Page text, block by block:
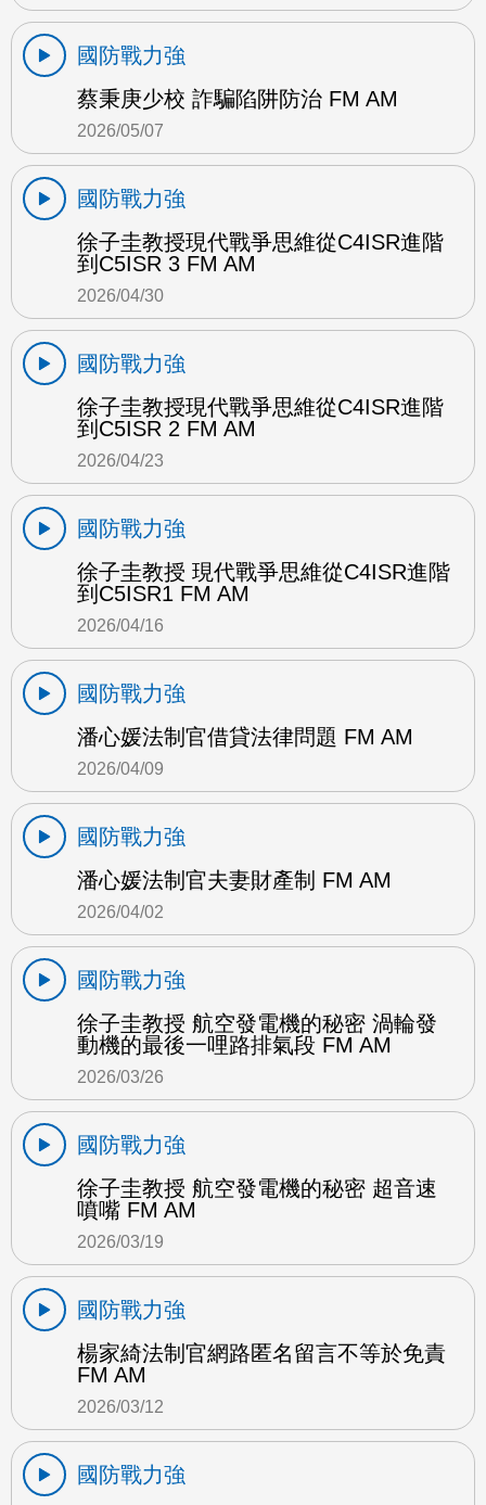
國防戰力強
蔡秉庚少校 詐騙陷阱防治 FM AM
2026/05/07
國防戰力強
徐子圭教授現代戰爭思維從C4ISR進階
到C5ISR 3 FM AM
2026/04/30
國防戰力強
徐子圭教授現代戰爭思維從C4ISR進階
到C5ISR 2 FM AM
2026/04/23
國防戰力強
徐子圭教授 現代戰爭思維從C4ISR進階
到C5ISR1 FM AM
2026/04/16
國防戰力強
潘心媛法制官借貸法律問題 FM AM
2026/04/09
國防戰力強
潘心媛法制官夫妻財產制 FM AM
2026/04/02
國防戰力強
徐子圭教授 航空發電機的秘密 渦輪發
動機的最後一哩路排氣段 FM AM
2026/03/26
國防戰力強
徐子圭教授 航空發電機的秘密 超音速
噴嘴 FM AM
2026/03/19
國防戰力強
楊家綺法制官網路匿名留言不等於免責
FM AM
2026/03/12
國防戰力強